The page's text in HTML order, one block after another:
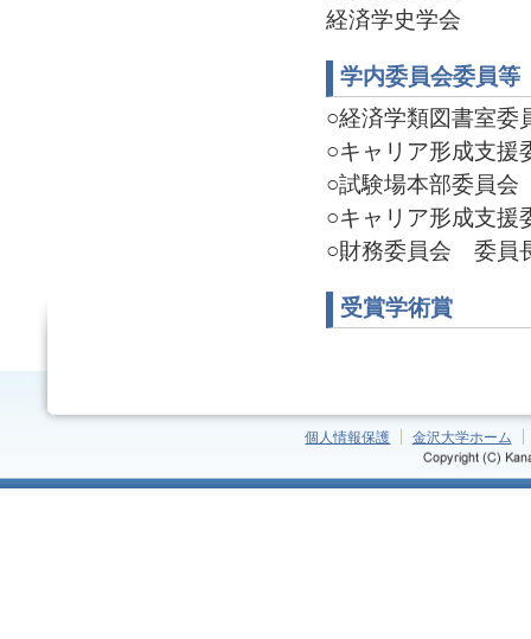
経済学史学会
学内委員会委員等
○経済学類図書室
○キャリア形成支
○試験場本部委員
○キャリア形成支
○財務委員会 委員
受賞学術賞
個人情報保護 金沢大学ホーム